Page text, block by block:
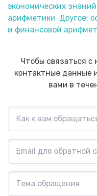
экономических
арифметики Другое:
и финансовой
Чтобы связаться
контактные данные
вами в